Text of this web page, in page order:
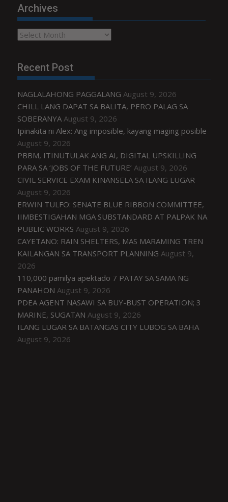
Archives
Archives
Recent Post
NAGLALAHONG PAGGALANG August 9, 2026
CHILL LANG DAPAT SA BALITA, PERO PALAG SA
SOBERANYA August 9, 2026
Ipinakita ni Alex: Ang imposible, kayang maging posible
August 9, 2026
PBBM, ITINUTULAK ANG AI, DIGITAL UPSKILLING
PARA SA ‘JOBS OF THE FUTURE’ August 9, 2026
CIVIL SERVICE EXAM KINANSELA SA ILANG LUGAR
August 9, 2026
ERWIN TULFO: SENATE BLUE RIBBON COMMITTEE,
IIMBESTIGAHAN MGA SUBSTANDARD AT PALPAK NA
PUBLIC WORKS August 9, 2026
CAYETANO: RAIN SHELTERS, MAS MARAMING TREN
KAILANGAN SA TRANSPORT PLANNING August 9,
2026
110,000 pamilya apektado 7 PATAY SA SAMA NG
PANAHON August 9, 2026
PDEA AGENT NASAWI SA BUY-BUST OPERATION; 3
MARINE, SUGATAN August 9, 2026
ILANG LUGAR SA BATANGAS CITY LUBOG SA BAHA
August 9, 2026